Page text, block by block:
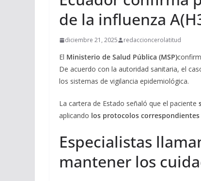
de la influenza
diciembre 21, 2025 redaccioncerolatitud
El Ministerio de Salud Pública (MSP)
De acuerdo con la autoridad sanitaria, el
los sistemas de vigilancia epidemiológica.
La cartera de Estado señaló que el paciente
aplicando los protocolos correspondientes
Especialistas
mantener los